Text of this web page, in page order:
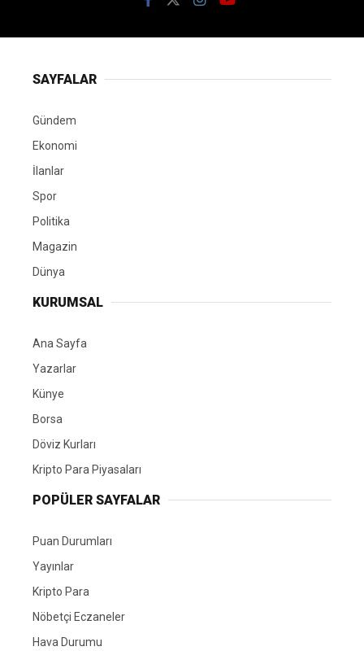
SAYFALAR
Gündem
Ekonomi
İlanlar
Spor
Politika
Magazin
Dünya
KURUMSAL
Ana Sayfa
Yazarlar
Künye
Borsa
Döviz Kurları
Kripto Para Piyasaları
POPÜLER SAYFALAR
Puan Durumları
Yayınlar
Kripto Para
Nöbetçi Eczaneler
Hava Durumu